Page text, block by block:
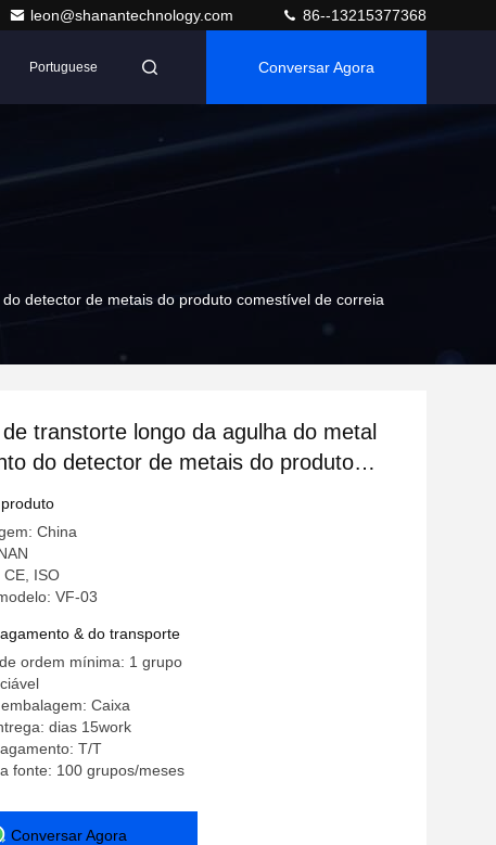
leon@shanantechnology.com 86--13215377368
Portuguese Conversar Agora
detector de metais do produto comestível de correia
transtorte longo da agulha do metal
do detector de metais do produto
de correia transportadora auto
China
ISO
VF-03
& do transporte
ordem mínima: 1 grupo
Caixa
dias 15work
T/T
fonte: 100 grupos/meses
Conversar Agora